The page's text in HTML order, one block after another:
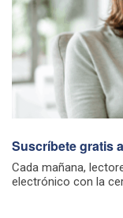
Suscríbete gratis
Cada mañana,
electrónico con la